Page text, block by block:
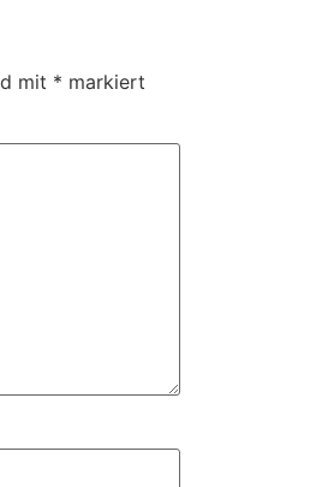
mit * markiert